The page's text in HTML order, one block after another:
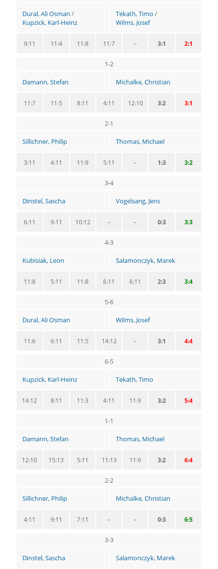
Dural, Ali Osman /
Kupzick, Karl-Heinz
Tekath, Timo /
Wilms, Josef
2:1
3:1
–
11:7
11:8
11:4
9:11
1-2
Damann, Stefan Michalke, Christian
3:1
3:2
12:10
4:11
8:11
11:5
11:7
2-1
Sillichner, Philip Thomas, Michael
3:2
1:3
–
5:11
11:9
4:11
3:11
3-4
Dinstel, Sascha Vogelsang, Jens
3:3
0:3
–
–
10:12
9:11
6:11
4-3
Kubisiak, Leon Salamonczyk, Marek
3:4
2:3
6:11
6:11
11:8
5:11
11:8
5-6
Dural, Ali Osman Wilms, Josef
4:4
3:1
–
14:12
11:5
6:11
11:6
6-5
Kupzick, Karl-Heinz Tekath, Timo
5:4
3:2
11:9
4:11
11:3
8:11
14:12
1-1
Damann, Stefan Thomas, Michael
6:4
3:2
11:9
11:13
5:11
15:13
12:10
2-2
Sillichner, Philip Michalke, Christian
6:5
0:3
–
–
7:11
9:11
4:11
3-3
Dinstel, Sascha Salamonczyk, Marek